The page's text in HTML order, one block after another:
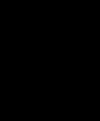
быстро и качественно.
не возникло.
Действительно